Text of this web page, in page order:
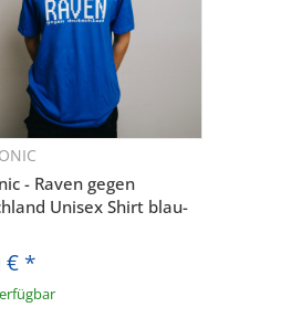
Schnellkauf
- Raven gegen
Unisex Shirt blau-
€ *
den
ich sie
Post an
das
widerrufen